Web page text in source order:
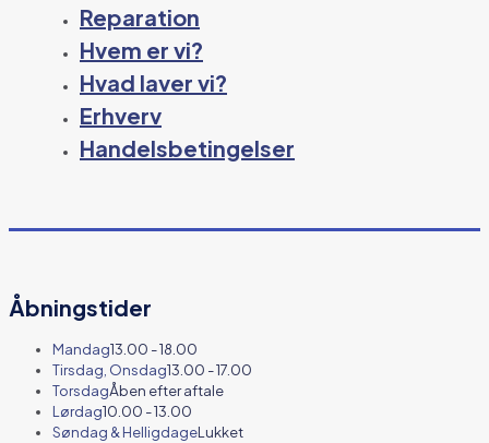
Reparation
Hvem er vi?
Hvad laver vi?
Erhverv
Handelsbetingelser
Åbningstider
Mandag13.00 - 18.00
Tirsdag, Onsdag13.00 - 17.00
TorsdagÅben efter aftale
Lørdag10.00 - 13.00
Søndag & HelligdageLukket